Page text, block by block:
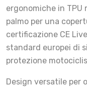
ergonomiche in
palmo per una
certificazione CE
standard europei di
protezione
Design versatile per